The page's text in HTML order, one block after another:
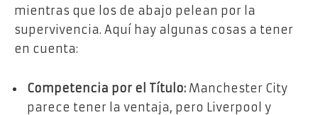
mientras que los de abajo pelean por la
supervivencia. Aquí hay algunas cosas a tener
en cuenta:
Competencia por el Título: Manchester City
parece tener la ventaja, pero Liverpool y